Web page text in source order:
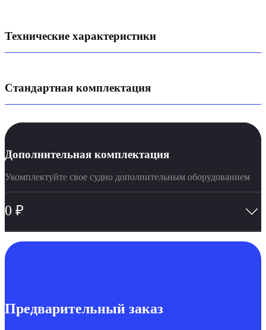
Технические характеристики
Стандартная комплектация
Дополнительная комплектация
Укомплектуйте свое судно дополнительным оборудованием
0 ₽
Предварительный заказ